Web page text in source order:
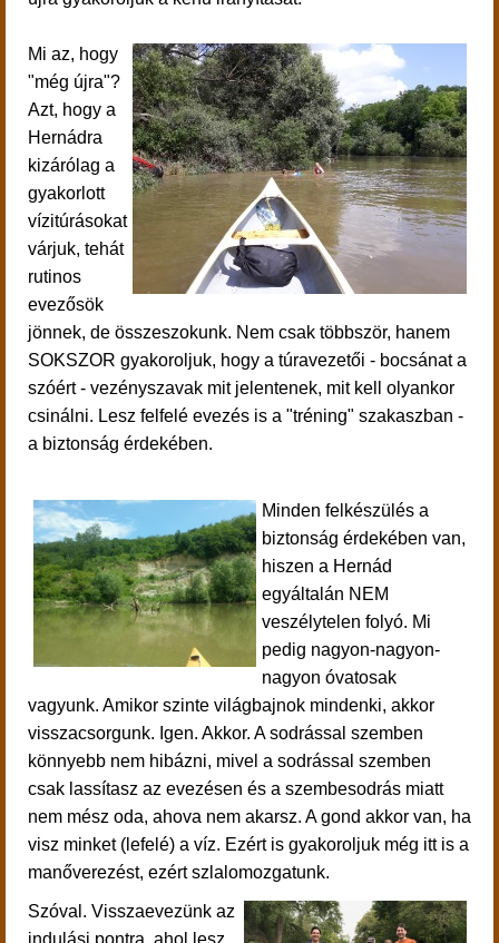
Mi az, hogy
"még újra"?
Azt, hogy a
Hernádra
kizárólag a
gyakorlott
vízitúrásokat
várjuk, tehát
rutinos
evezősök
jönnek, de összeszokunk. Nem csak többször, hanem
SOKSZOR gyakoroljuk, hogy a túravezetői - bocsánat a
szóért - vezényszavak mit jelentenek, mit kell olyankor
csinálni. Lesz felfelé evezés is a "tréning" szakaszban -
a biztonság érdekében.
Minden felkészülés a
biztonság érdekében van,
hiszen a Hernád
egyáltalán NEM
veszélytelen folyó. Mi
pedig nagyon-nagyon-
nagyon óvatosak
vagyunk. Amikor szinte világbajnok mindenki, akkor
visszacsorgunk. Igen. Akkor. A sodrással szemben
könnyebb nem hibázni, mivel a sodrással szemben
csak lassítasz az evezésen és a szembesodrás miatt
nem mész oda, ahova nem akarsz. A gond akkor van, ha
visz minket (lefelé) a víz. Ezért is gyakoroljuk még itt is a
manőverezést, ezért szlalomozgatunk.
Szóval. Visszaevezünk az
indulási pontra, ahol lesz